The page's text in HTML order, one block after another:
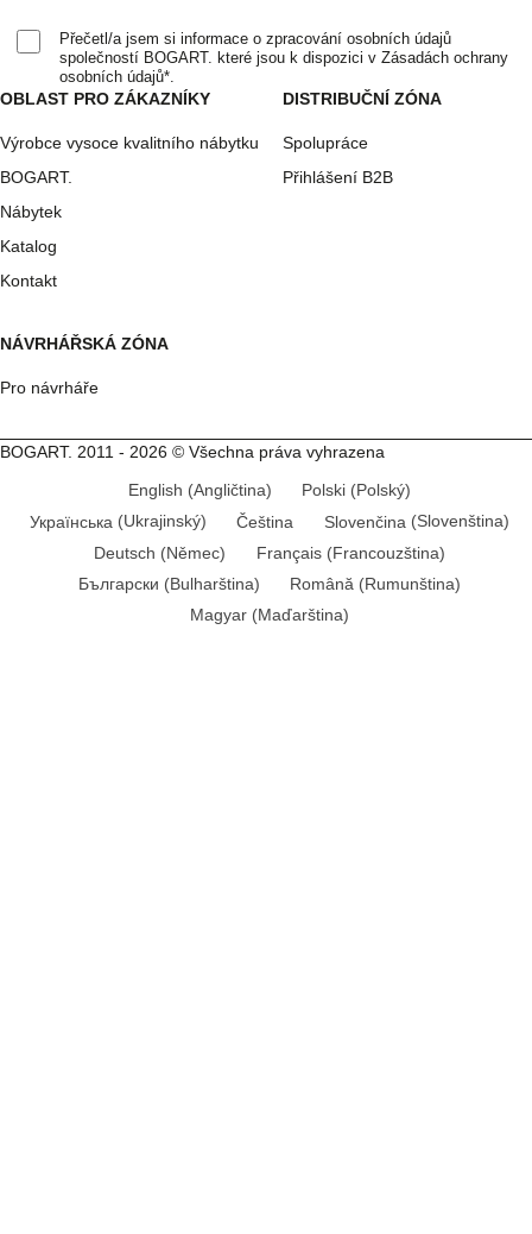
OBLAST PRO ZÁKAZNÍKY
Výrobce vysoce kvalitního nábytku
BOGART.
Nábytek
Katalog
Kontakt
DISTRIBUČNÍ ZÓNA
Spolupráce
Přihlášení B2B
NÁVRHÁŘSKÁ ZÓNA
Pro návrháře
Přečetl/a jsem si informace o zpracování osobních údajů
společností BOGART. které jsou k dispozici v Zásadách ochrany
osobních údajů*.
BOGART. 2011 - 2026 © Všechna práva vyhrazena
English (Angličtina) Polski (Polský)
Українська (Ukrajinský) Čeština Slovenčina (Slovenština)
Deutsch (Němec) Français(Francouzština)
Български (Bulharština) Română (Rumunština)
Magyar(Maďarština)